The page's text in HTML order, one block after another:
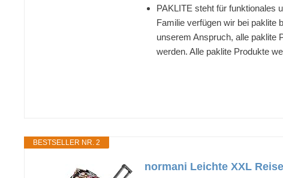
PAKLITE steht für funktionales
Familie verfügen wir bei paklite
unserem Anspruch, alle paklite
werden. Alle paklite Produkte
BESTSELLER NR. 2
normani Leichte XXL